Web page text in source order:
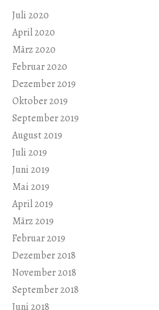
Juli 2020
April 2020
März 2020
Februar 2020
Dezember 2019
Oktober 2019
September 2019
August 2019
Juli 2019
Juni 2019
Mai 2019
April 2019
März 2019
Februar 2019
Dezember 2018
November 2018
September 2018
Juni 2018